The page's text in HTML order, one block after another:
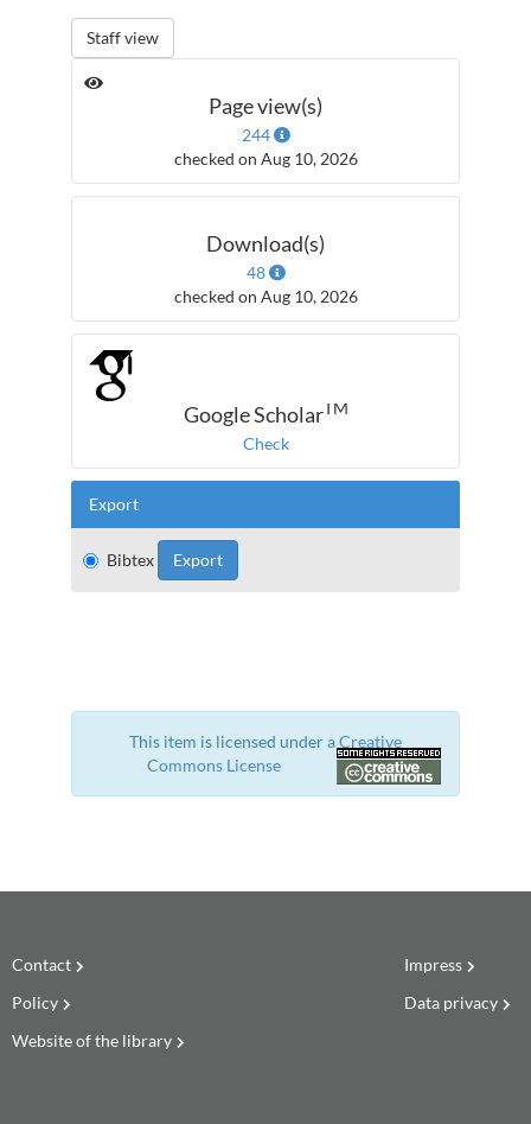
Staff view
Page view(s)
244
checked on Aug 10, 2026
Download(s)
48
checked on Aug 10, 2026
Google ScholarTM
Check
Export
Bibtex
This item is licensed under aCreative
Commons License
Contact
Policy
Website of the library
Impress
Data privacy